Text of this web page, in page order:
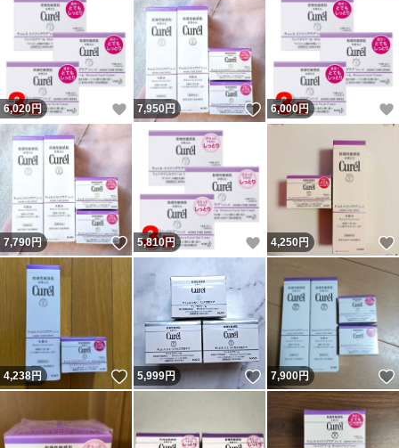
6,020円 いいね！
7,950 円 いいね！
6,000円
7,790円 いいね！
5,810円 いいね！
4,250円
4,238円 いいね！
5,999円 いいね！
7,900円